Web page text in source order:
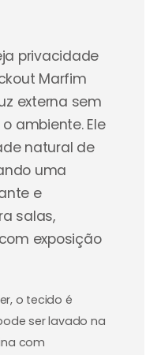
privacidade
Marfim
externa sem
ambiente. Ele
natural de
uma
e
salas,
exposição
o tecido é
ser lavado na
com